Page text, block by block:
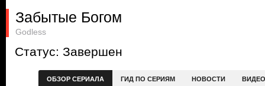
Забытые Богом
Godless
Статус: Завершен
ОБЗОР СЕРИАЛА ГИД ПО СЕРИЯМ НОВОСТИ ВИДЕО